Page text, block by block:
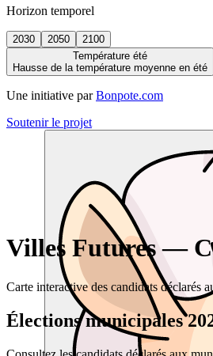
Horizon temporel
2030 2050
2100
Température été
Hausse de la température moyenne en été
Une initiative par Bonpote.com
Soutenir le projet
Villes Futures —
Carte interactive des candidats déclarés
Élections municipales